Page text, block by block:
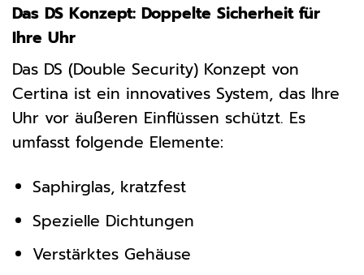
Das DS Konzept: Doppelte Sicherheit für
Ihre Uhr
Das DS (Double Security) Konzept von
Certina ist ein innovatives System, das Ihre
Uhr vor äußeren Einflüssen schützt. Es
umfasst folgende Elemente:
Saphirglas, kratzfest
Spezielle Dichtungen
Verstärktes Gehäuse